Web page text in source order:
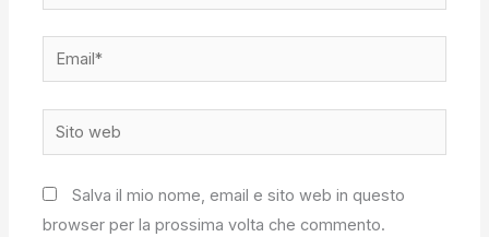
Email*
Sito
web
Salva il mio nome, email e sito web in questo
browser per la prossima volta che commento.